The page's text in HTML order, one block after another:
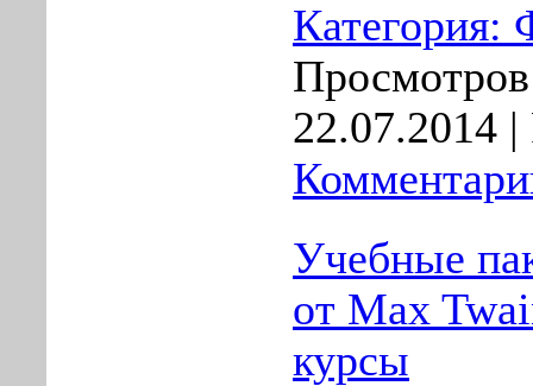
Категория:
22.07.2014 |
Учебные
от Max
курсы